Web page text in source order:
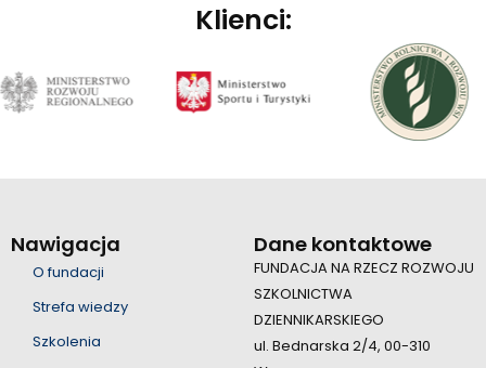
Klienci:
Nawigacja
O fundacji
Strefa wiedzy
Szkolenia
Dane kontaktowe
FUNDACJA NA RZECZ ROZWOJU
SZKOLNICTWA
DZIENNIKARSKIEGO
ul. Bednarska 2/4, 00-310